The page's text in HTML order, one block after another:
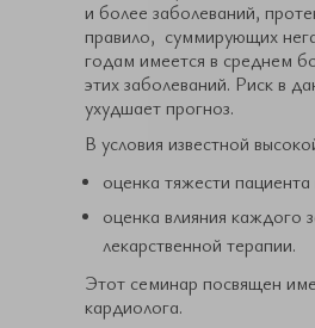
и более заболеваний,
правило, суммирующих
годам имеется в среднем
этих заболеваний. Риск в
ухудшает прогноз.
В условия известной
оценка тяжести
оценка влияния каждого
лекарственной терапии.
Этот семинар посвящен
кардиолога.